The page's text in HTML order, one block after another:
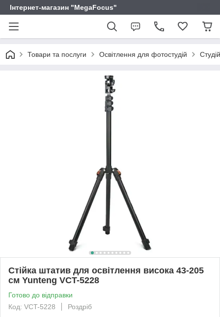
Інтернет-магазин "MegaFocus"
Товари та послуги Освітлення для фотостудій
Стійка штатив для освітлення висока 43-205
см Yunteng VCT-5228
Готово до відправки
Код: VCT-5228
Роздріб